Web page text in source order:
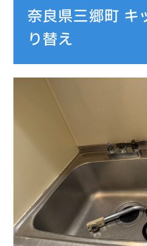
奈良県三郷町 キ
り替え